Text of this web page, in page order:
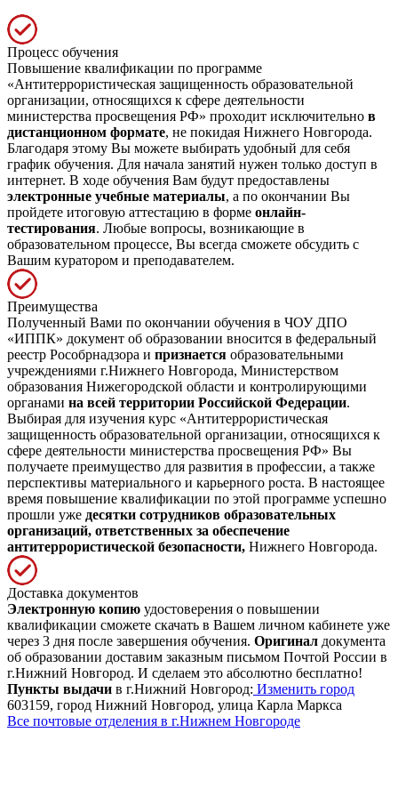
Процесс обучения
Повышение квалификации по программе
«Антитеррористическая защищенность образовательной
организации, относящихся к сфере деятельности
министерства просвещения РФ» проходит исключительно в
дистанционном формате, не покидая Нижнего Новгорода.
Благодаря этому Вы можете выбирать удобный для себя
график обучения. Для начала занятий нужен только доступ в
интернет. В ходе обучения Вам будут предоставлены
электронные учебные материалы, а по окончании Вы
пройдете итоговую аттестацию в форме онлайн-
тестирования. Любые вопросы, возникающие в
образовательном процессе, Вы всегда сможете обсудить с
Вашим куратором и преподавателем.
Преимущества
Полученный Вами по окончании обучения в ЧОУ ДПО
«ИППК» документ об образовании вносится в федеральный
реестр Рособрнадзора и признается образовательными
учреждениями г.Нижнего Новгорода, Министерством
образования Нижегородской области и контролирующими
органами на всей территории Российской Федерации.
Выбирая для изучения курс «Антитеррористическая
защищенность образовательной организации, относящихся к
сфере деятельности министерства просвещения РФ» Вы
получаете преимущество для развития в профессии, а также
перспективы материального и карьерного роста. В настоящее
время повышение квалификации по этой программе успешно
прошли уже десятки сотрудников образовательных
организаций, ответственных за обеспечение
антитеррористической безопасности, Нижнего Новгорода.
Доставка документов
Электронную копию удостоверения о повышении
квалификации сможете скачать в Вашем личном кабинете уже
через 3 дня после завершения обучения. Оригинал документа
об образовании доставим заказным письмом Почтой России в
г.Нижний Новгород. И сделаем это абсолютно бесплатно!
Пункты выдачи в г.Нижний Новгород: Изменить город
603159, город Нижний Новгород, улица Карла Маркса
Все почтовые отделения в г.Нижнем Новгороде